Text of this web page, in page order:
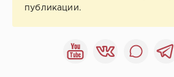
публикации.